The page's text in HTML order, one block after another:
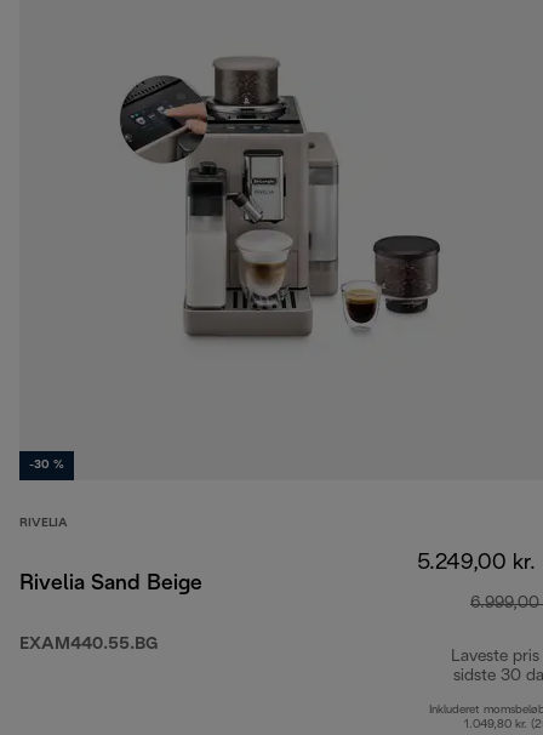
-30 %
RIVELIA
Rivelia Sand Beige
EXAM440.55.BG
5.249,00 kr.
6.999,00
Laveste pris
sidste 30
Inkluderet
1.049,80 kr.